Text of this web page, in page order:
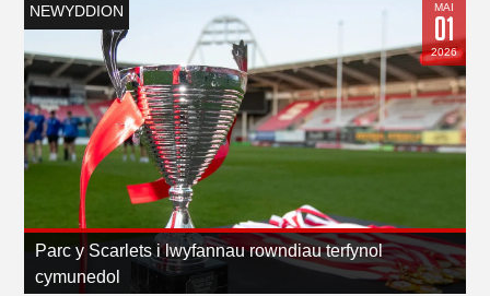
NEWYDDION MAI
01
2026
Parc y Scarlets i lwyfannau rowndiau terfynol
cymunedol